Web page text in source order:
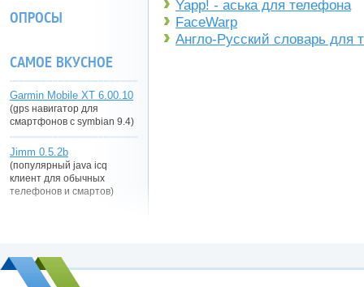
Yapp! - аська для телефона
FaceWarp
Англо-Русский словарь для
ОПРОСЫ
САМОЕ ВКУСНОЕ
Garmin Mobile XT 6.00.10
(gps навигатор для
смартфонов с symbian 9.4)
Jimm 0.5.2b
(популярный java icq
клиент для обычных
телефонов и смартов)